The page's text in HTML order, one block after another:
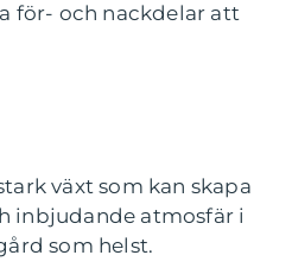
för- och nackdelar att
växt som kan skapa
inbjudande atmosfär i
som helst.